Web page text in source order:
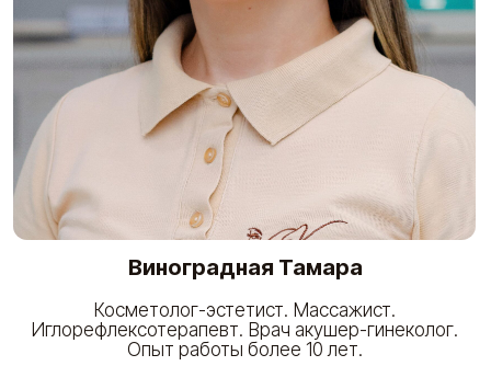
Врач-косметолог.
Опыт работы более 9 лет.
Шапарева Любовь